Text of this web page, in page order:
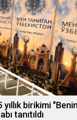
birikimi
tanıtıldı